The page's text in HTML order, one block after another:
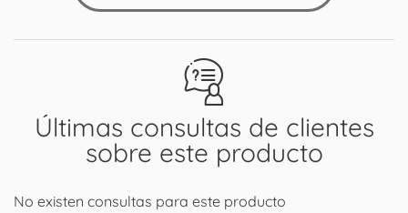
Últimas consultas de clientes
sobre este producto
No existen consultas para este producto